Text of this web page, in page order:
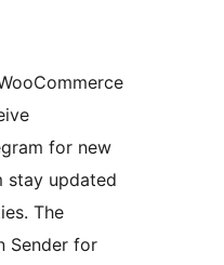
for new
stay updated
The
Sender for